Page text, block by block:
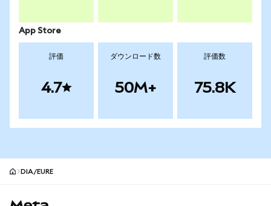
App Store
評価
4.7
ダウンロード数
50M+
評価数
75.8K
DIA/EURE